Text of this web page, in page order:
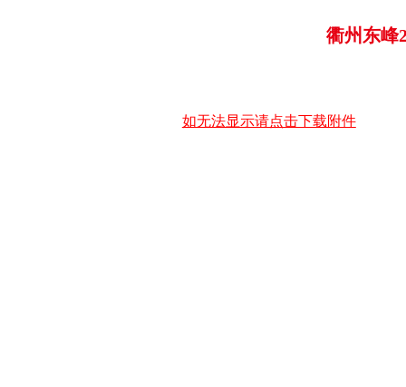
衢州东峰
如无法显示请点击下载附件